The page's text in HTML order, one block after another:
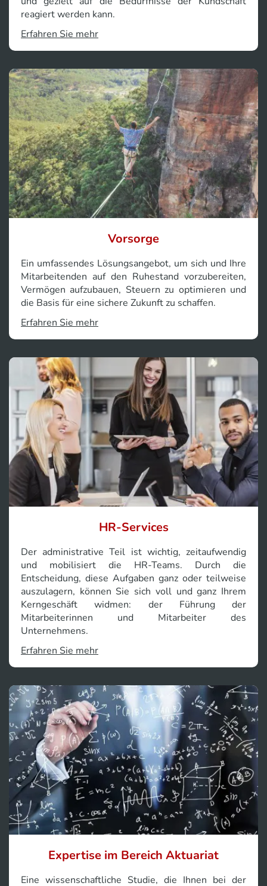
reagiert werden kann.
Erfahren Sie mehr
Vorsorge
Ein umfassendes Lösungsangebot, um sich und Ihre
Mitarbeitenden auf den Ruhestand vorzubereiten,
Vermögen aufzubauen, Steuern zu optimieren und
die Basis für eine sichere Zukunft zu schaffen.
Erfahren Sie mehr
HR-Services
Der administrative Teil ist wichtig, zeitaufwendig
und mobilisiert die HR-Teams. Durch die
Entscheidung, diese Aufgaben ganz oder teilweise
auszulagern, können Sie sich voll und ganz Ihrem
Kerngeschäft widmen: der Führung der
Mitarbeiterinnen und Mitarbeiter des
Unternehmens.
Erfahren Sie mehr
Expertise im Bereich Aktuariat
Eine wissenschaftliche Studie, die Ihnen bei der